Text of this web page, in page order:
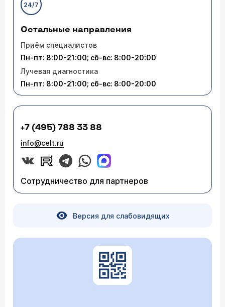
24/7
Остальные направления
Приём специалистов
Пн-пт: 8:00-21:00; сб-вс: 8:00-20:00
Лучевая диагностика
Пн-пт: 8:00-21:00; сб-вс: 8:00-20:00
+7 (495) 788 33 88
info@celt.ru
Сотрудничество для партнеров
Версия для слабовидящих